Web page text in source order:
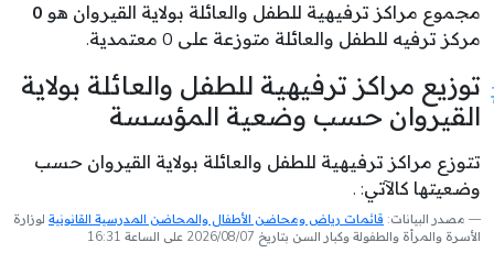
مجموع مراكز ترفيهية للطفل والعائلة بولاية القيروان هو 0
مركز ترفيه للطفل والعائلة متوزعة على 0 معتمدية.
توزيع مراكز ترفيهية للطفل والعائلة بولاية
القيروان حسب وضعية المؤسسة
تتوزع مراكز ترفيهية للطفل والعائلة بولاية القيروان حسب
وضعيتها كالآتي: .
مصدر البيانات: قائمات رياض ومحاضن الأطفال والمحاضن المدرسية القانونية لوزارة
الأسرة والمرأة والطفولة وكبار السن بتاريخ 2026/08/07 على الساعة 16:31